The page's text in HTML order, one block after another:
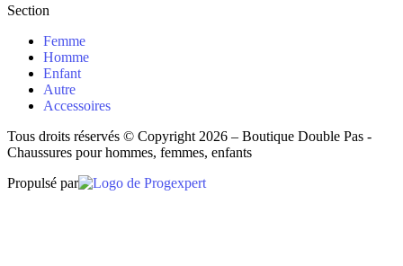
Section
Femme
Homme
Enfant
Autre
Accessoires
Tous droits réservés © Copyright 2026 – Boutique Double Pas -
Chaussures pour hommes, femmes, enfants
Propulsé par